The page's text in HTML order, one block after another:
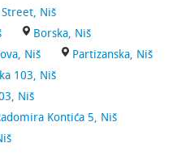
Street, Niš
Borska, Niš
Niš
Partizanska, Niš
103, Niš
Niš
Kontića 5, Niš